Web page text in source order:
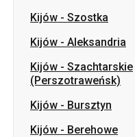
Kijów - Szostka
Kijów - Aleksandria
Kijów - Szachtarskie
(Perszotraweńsk)
Kijów - Bursztyn
Kijów - Berehowe